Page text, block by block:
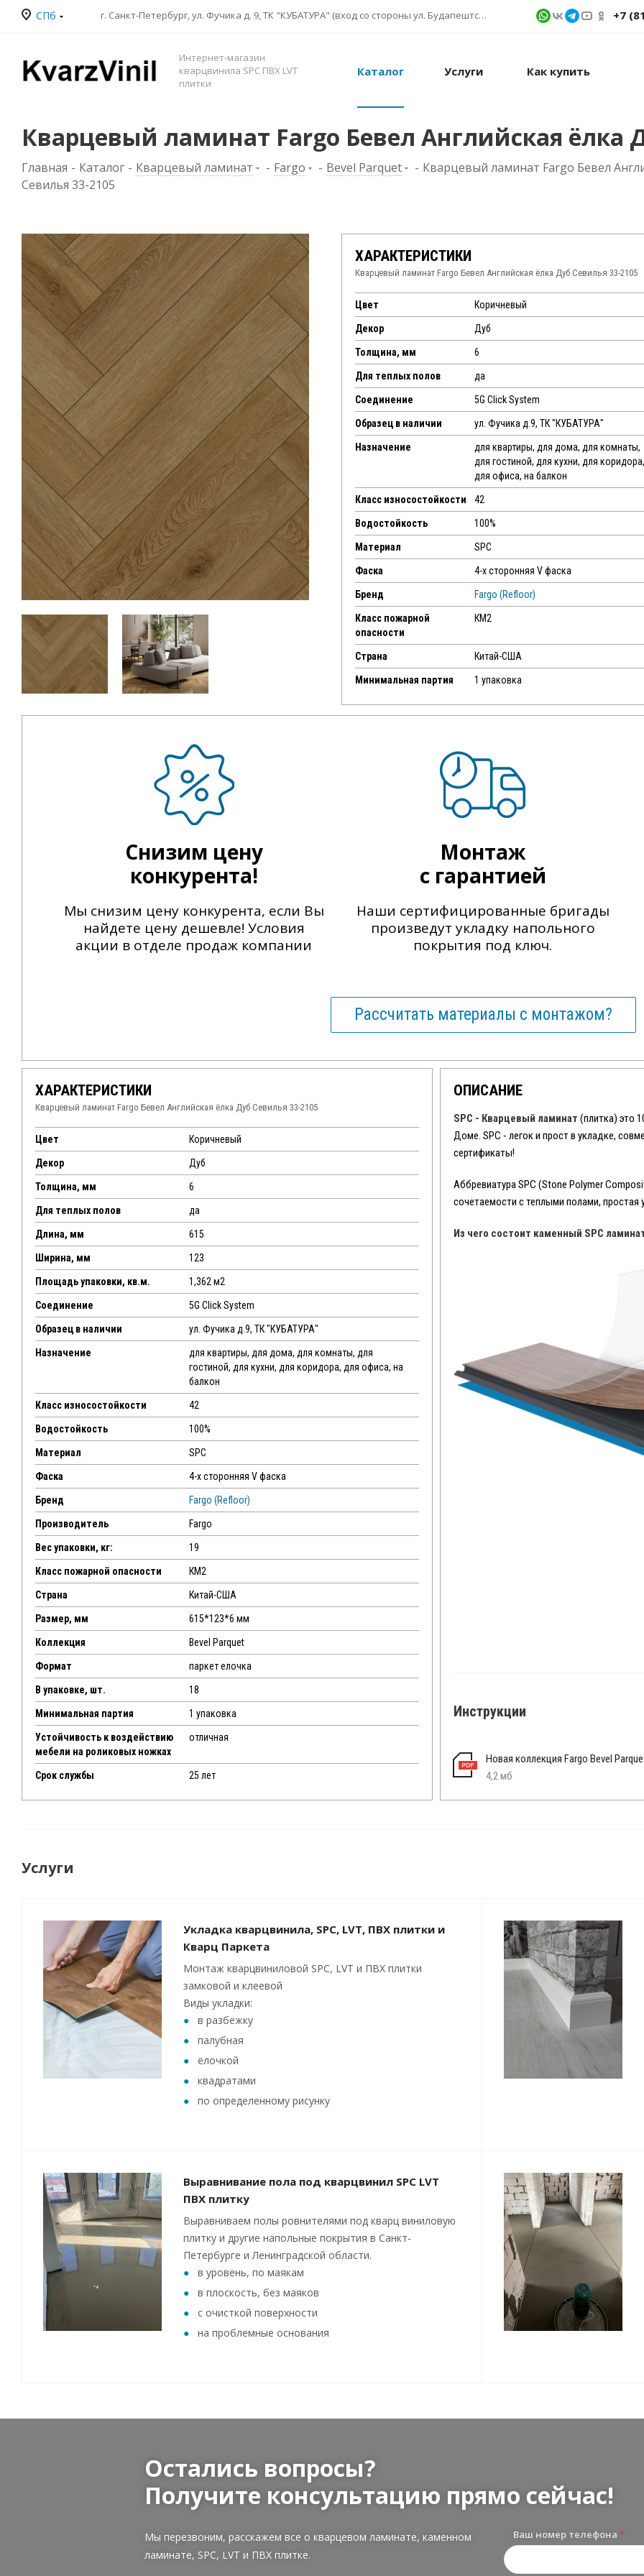
СПб г. Санкт-Петербург, ул. Фучика д. 9, ТК "КУБАТУРА" (вход со стороны ул. Будапештской) № 1в.541 +7
Интернет-магазин
кварцвинила SPC ПВХ LVT
плитки
Каталог Услуги Как купить
Кварцевый ламинат Fargo Бевел Английская ёлка
Главная - Каталог - Кварцевый ламинат - Fargo - Bevel Parquet - Кварцевый ламинат Fargo Бевел
Севилья 33-2105
ХАРАКТЕРИСТИКИ
Кварцевый ламинат Fargo Бевел Английская ёлка Дуб Севилья 33-2105
Цвет Коричневый
Декор Дуб
Толщина, мм 6
Для теплых полов да
Соединение 5G Click System
Образец в наличии ул. Фучика д.9, ТК "КУБАТУРА"
Назначение
для квартиры, для дома, для комнаты,
для гостиной, для кухни, для коридора,
для офиса, на балкон
Класс износостойкости 42
Водостойкость 100%
Материал SPC
Фаска 4-х сторонняя V фаска
Бренд Fargo (Refloor)
Класс пожарной
опасности
КМ2
Страна Китай-США
Минимальная партия 1 упаковка
Снизим цену
конкурента!
Мы снизим цену конкурента, если Вы
найдете цену дешевле! Условия
акции в отделе продаж компании
Монтаж
с гарантией
Наши сертифицированные бригады
произведут укладку напольного
покрытия под ключ.
Рассчитать материалы с монтажом?
ХАРАКТЕРИСТИКИ
Кварцевый ламинат Fargo Бевел Английская ёлка Дуб Севилья 33-2105
Цвет Коричневый
Декор Дуб
Толщина, мм 6
Для теплых полов да
Длина, мм 615
Ширина, мм 123
Площадь упаковки, кв.м. 1,362 м2
Соединение 5G Click System
Образец в наличии ул. Фучика д.9, ТК "КУБАТУРА"
Назначение
для квартиры, для дома, для комнаты, для
гостиной, для кухни, для коридора, для офиса, на
балкон
Класс износостойкости 42
Водостойкость 100%
Материал SPC
Фаска 4-х сторонняя V фаска
Бренд Fargo (Refloor)
Производитель Fargo
Вес упаковки, кг: 19
Класс пожарной опасности КМ2
Страна Китай-США
Размер, мм 615*123*6 мм
Коллекция Bevel Parquet
Формат паркет елочка
В упаковке, шт. 18
Минимальная партия 1 упаковка
Устойчивость к воздействию
мебели на роликовых ножках
отличная
Срок службы 25 лет
ОПИСАНИЕ
SPC - Кварцевый ламинат (плитка) это
Доме. SPC - легок и прост в укладке,
сертификаты!
Аббревиатура SPC (Stone Polymer
сочетаемости с теплыми полами, простая
Из чего состоит каменный SPC
Инструкции
Новая коллекция Fargo Bevel
4,2 мб
Услуги
Укладка кварцвинила, SPC, LVT, ПВХ плитки и
Кварц Паркета
Монтаж кварцвиниловой SPC, LVT и ПВХ плитки
замковой и клеевой
Виды укладки:
в разбежку
палубная
ёлочкой
квадратами
по определенному рисунку
Выравнивание пола под кварцвинил SPC LVT
ПВХ плитку
Выравниваем полы ровнителями под кварц виниловую
плитку и другие напольные покрытия в Санкт-
Петербурге и Ленинградской области.
в уровень, по маякам
в плоскость, без маяков
с очисткой поверхности
на проблемные основания
Остались вопросы?
Получите консультацию прямо сейчас!
Мы перезвоним, расскажем все о кварцевом ламинате, каменном
ламинате, SPC, LVT и ПВХ плитке.
Ваш номер телефона *